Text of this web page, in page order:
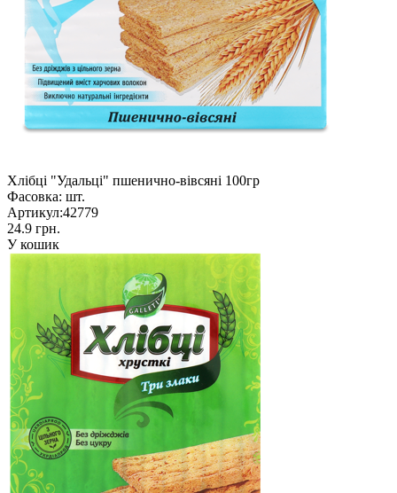
Хлібці "Удальці" пшенично-вівсяні 100гр
Фасовка: шт.
Артикул:42779
24.9 грн.
У кошик